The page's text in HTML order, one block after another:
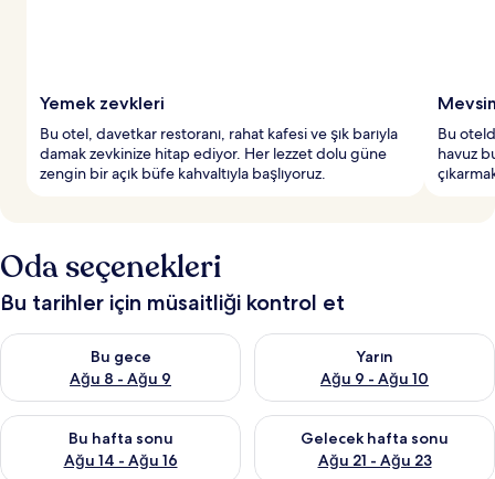
e
r
Yemek zevkleri
Bu otel, davetkar restoranı, rahat kafesi ve şık barıyla
damak zevkinize hitap ediyor. Her lezzet dolu güne
zengin bir açık büfe kahvaltıyla başlıyoruz.
Bu
havuz
Oda seçenekleri
Bu tarihler için müsaitliği kontrol et
Bu gece
Ağu 8 - Ağu 9
Bu gece için müsaitliği kontrol et Ağu 8 - Ağu 9
Yarın
Ağu 9 - Ağu 10
Yarın için müsaitliği kontrol
Bu hafta sonu
Ağu 14 - Ağu 16
Bu hafta sonu için müsaitliği kontrol et Ağu 14 - Ağu 16
Gelecek hafta sonu
Ağu 21 - Ağu 23
Önümüzdeki hafta sonu için